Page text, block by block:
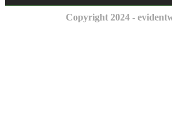
Copyright 2024 -